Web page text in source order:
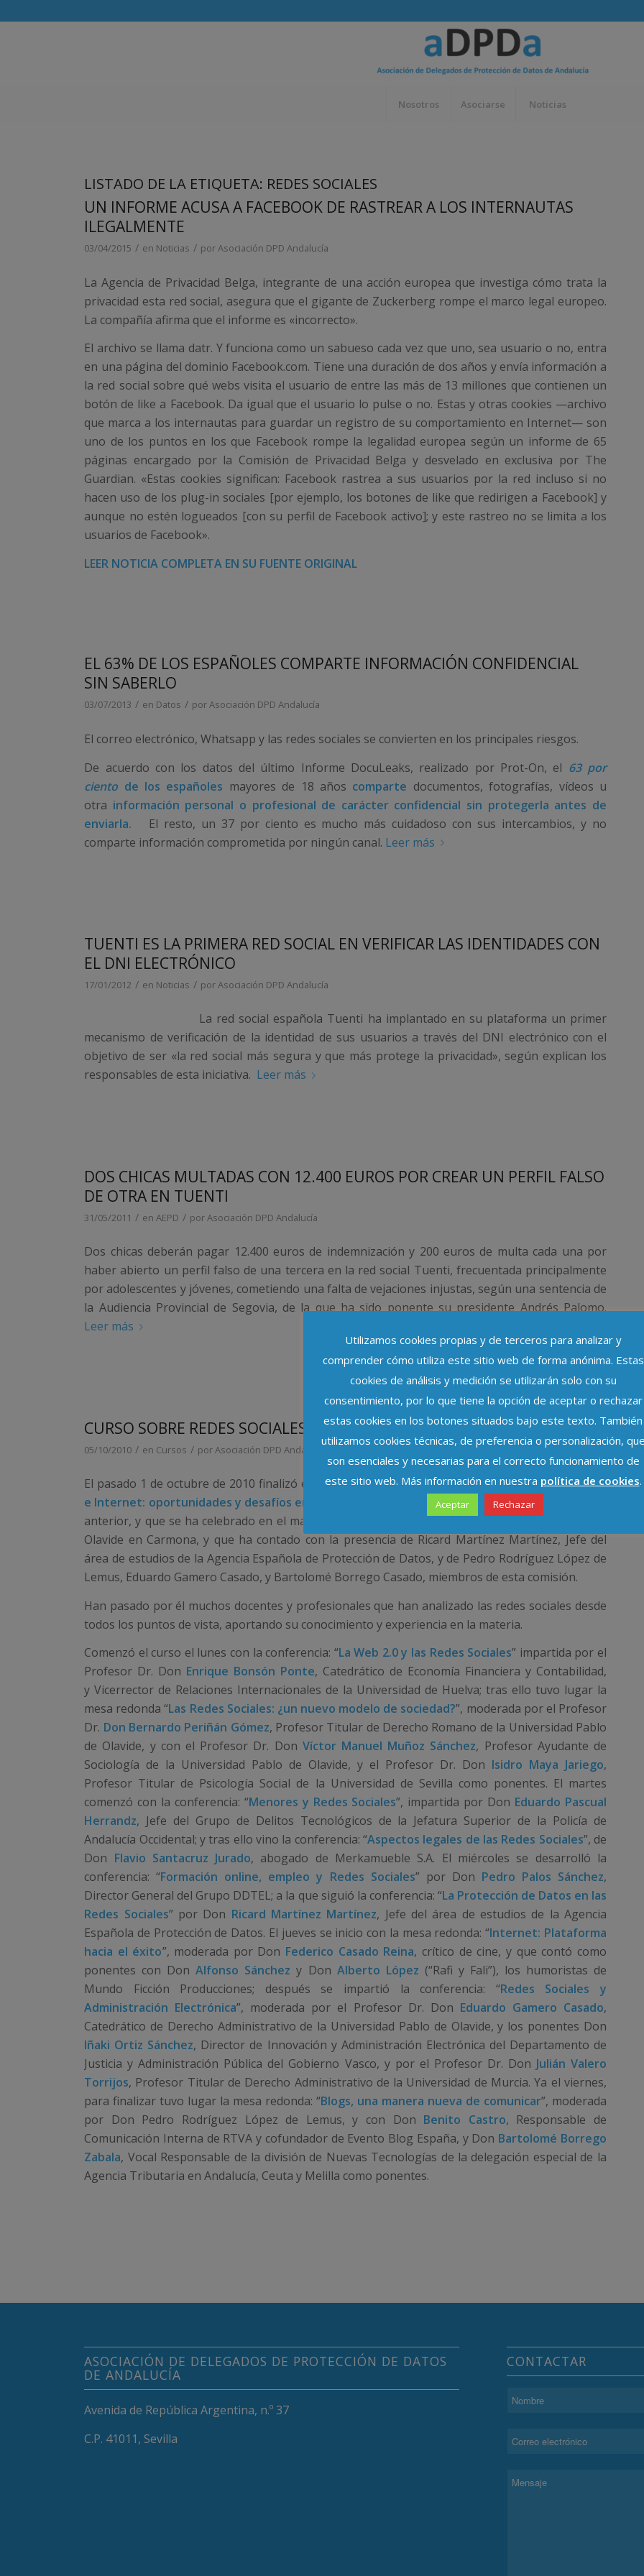
Nosotros Asociarse Noticias
LISTADO DE LA ETIQUETA: REDES SOCIALES
UN INFORME ACUSA A FACEBOOK DE RASTREAR A LOS INTERNAUTAS
ILEGALMENTE
03/04/2015 / en Noticias / porAsociación DPD Andalucía
La Agencia de Privacidad Belga, integrante de una acción europea que investiga cómo trata la
privacidad esta red social, asegura que el gigante de Zuckerberg rompe el marco legal europeo.
La compañía afirma que el informe es «incorrecto».
El archivo se llama datr. Y funciona como un sabueso cada vez que uno, sea usuario o no, entra
en una página del dominio Facebook.com. Tiene una duración de dos años y envía información a
la red social sobre qué webs visita el usuario de entre las más de 13 millones que contienen un
botón de like a Facebook. Da igual que el usuario lo pulse o no. Estas y otras cookies —archivo
que marca a los internautas para guardar un registro de su comportamiento en Internet— son
uno de los puntos en los que Facebook rompe la legalidad europea según un informe de 65
páginas encargado por la Comisión de Privacidad Belga y desvelado en exclusiva por The
Guardian. «Estas cookies significan: Facebook rastrea a sus usuarios por la red incluso si no
hacen uso de los plug-in sociales [por ejemplo, los botones de like que redirigen a Facebook] y
aunque no estén logueados [con su perfil de Facebook activo]; y este rastreo no se limita a los
usuarios de Facebook».
LEER NOTICIA COMPLETA EN SU FUENTE ORIGINAL
EL 63% DE LOS ESPAÑOLES COMPARTE INFORMACIÓN CONFIDENCIAL
SIN SABERLO
03/07/2013 / en Datos / porAsociación DPD Andalucía
El correo electrónico, Whatsapp y las redes sociales se convierten en los principales riesgos.
De acuerdo con los datos del último Informe DocuLeaks, realizado por Prot-On, el 63 por
ciento de los españoles mayores de 18 años comparte documentos, fotografías, vídeos u
otra información personal o profesional de carácter confidencial sin protegerla antes de
enviarla. El resto, un 37 por ciento es mucho más cuidadoso con sus intercambios, y no
comparte información comprometida por ningún canal. Leer más
TUENTI ES LA PRIMERA RED SOCIAL EN VERIFICAR LAS IDENTIDADES CON
EL DNI ELECTRÓNICO
17/01/2012 / en Noticias / porAsociación DPD Andalucía
La red social española Tuenti ha implantado en su plataforma un primer
mecanismo de verificación de la identidad de sus usuarios a través del DNI electrónico con el
objetivo de ser «la red social más segura y que más protege la privacidad», según explican los
responsables de esta iniciativa. Leer más
DOS CHICAS MULTADAS CON 12.400 EUROS POR CREAR UN PERFIL FALSO
DE OTRA EN TUENTI
31/05/2011 / enAEPD / porAsociación DPD Andalucía
Dos chicas deberán pagar 12.400 euros de indemnización y 200 euros de multa cada una por
haber abierto un perfil falso de una tercera en la red social Tuenti, frecuentada principalmente
por adolescentes y jóvenes, cometiendo una falta de vejaciones injustas, según una sentencia de
la Audiencia Provincial de Segovia, de la que ha sido ponente su presidente Andrés Palomo.
Leer más
CURSO SOBRE REDES SOCIALES
05/10/2010 / en Cursos / porAsociación DPD Andalucía
El pasado 1 de octubre de 2010 finalizó el curso patrocinado por esta comisión: “Redes Sociales
e Internet: oportunidades y desafíos en un nuevo modelo de sociedad
”, que comenzó el lunes
anterior, y que se ha celebrado en el marco de los cursos de verano de la Universidad Pablo de
Olavide en Carmona, y que ha contado con la presencia de Ricard Martínez Martínez, Jefe del
área de estudios de la Agencia Española de Protección de Datos, y de Pedro Rodríguez López de
Lemus, Eduardo Gamero Casado, y Bartolomé Borrego Casado, miembros de esta comisión.
Han pasado por él muchos docentes y profesionales que han analizado las redes sociales desde
todos los puntos de vista, aportando su conocimiento y experiencia en la materia.
Comenzó el curso el lunes con la conferencia: “La Web 2.0 y las Redes Sociales” impartida por el
Profesor Dr. Don Enrique Bonsón Ponte, Catedrático de Economía Financiera y Contabilidad,
y Vicerrector de Relaciones Internacionales de la Universidad de Huelva; tras ello tuvo lugar la
mesa redonda “Las Redes Sociales: ¿un nuevo modelo de sociedad?”, moderada por el Profesor
Dr. Don Bernardo Periñán Gómez, Profesor Titular de Derecho Romano de la Universidad Pablo
de Olavide, y con el Profesor Dr. Don Víctor Manuel Muñoz Sánchez, Profesor Ayudante de
Sociología de la Universidad Pablo de Olavide, y el Profesor Dr. Don Isidro Maya Jariego,
Profesor Titular de Psicología Social de la Universidad de Sevilla como ponentes. El martes
comenzó con la conferencia: “Menores y Redes Sociales”, impartida por Don Eduardo Pascual
Herrandz, Jefe del Grupo de Delitos Tecnológicos de la Jefatura Superior de la Policía de
Andalucía Occidental; y tras ello vino la conferencia: “Aspectos legales de las Redes Sociales”, de
Don Flavio Santacruz Jurado, abogado de Merkamueble S.A. El miércoles se desarrolló la
conferencia: “Formación online, empleo y Redes Sociales” por Don Pedro Palos Sánchez,
Director General del Grupo DDTEL; a la que siguió la conferencia: “La Protección de Datos en las
Redes Sociales” por Don Ricard Martínez Martínez, Jefe del área de estudios de la Agencia
Española de Protección de Datos. El jueves se inicio con la mesa redonda: “Internet: Plataforma
hacia el éxito”, moderada por Don Federico Casado Reina, crítico de cine, y que contó como
ponentes con DonAlfonso Sánchez y Don Alberto López (“Rafi y Fali”), los humoristas de
Mundo Ficción Producciones; después se impartió la conferencia: “Redes Sociales y
Administración Electrónica”, moderada por el Profesor Dr. Don Eduardo Gamero Casado,
Catedrático de Derecho Administrativo de la Universidad Pablo de Olavide, y los ponentes Don
Iñaki Ortiz Sánchez, Director de Innovación y Administración Electrónica del Departamento de
Justicia y Administración Pública del Gobierno Vasco, y por el Profesor Dr. Don Julián Valero
Torrijos, Profesor Titular de Derecho Administrativo de la Universidad de Murcia. Ya el viernes,
para finalizar tuvo lugar la mesa redonda: “Blogs, una manera nueva de comunicar”, moderada
por Don Pedro Rodríguez López de Lemus, y con Don Benito Castro, Responsable de
Comunicación Interna de RTVA y cofundador de Evento Blog España, y Don Bartolomé Borrego
Zabala, Vocal Responsable de la división de Nuevas Tecnologías de la delegación especial de la
Agencia Tributaria en Andalucía, Ceuta y Melilla como ponentes.
ASOCIACIÓN DE DELEGADOS DE PROTECCIÓN DE DATOS
DE ANDALUCÍA
Avenida de República Argentina, n.º 37
C.P. 41011, Sevilla
CONTACTAR
Utilizamos cookies propias y de terceros para analizar y
comprender cómo utiliza este sitio web de forma anónima. Estas
cookies de análisis y medición se utilizarán solo con su
consentimiento, por lo que tiene la opción de aceptar o rechazar
estas cookies en los botones situados bajo este texto. También
utilizamos cookies técnicas, de preferencia o personalización,
son esenciales y necesarias para el correcto funcionamiento de
este sitio web. Más información en nuestra política de cookies.
Aceptar Rechazar